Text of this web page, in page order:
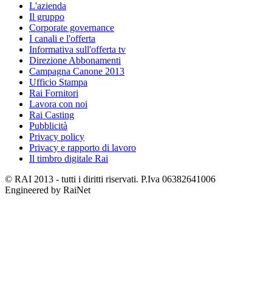
L'azienda
Il gruppo
Corporate governance
I canali e l'offerta
Informativa sull'offerta tv
Direzione Abbonamenti
Campagna Canone 2013
Ufficio Stampa
Rai Fornitori
Lavora con noi
Rai Casting
Pubblicità
Privacy policy
Privacy e rapporto di lavoro
Il timbro digitale Rai
© RAI 2013 - tutti i diritti riservati. P.Iva 06382641006
Engineered by RaiNet